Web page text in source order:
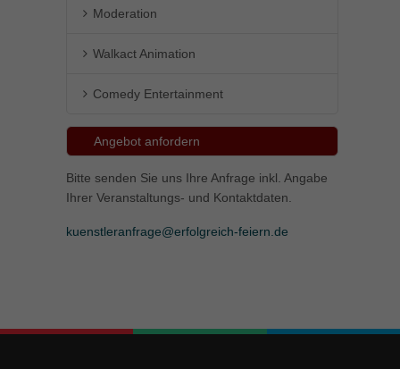
Moderation
Walkact Animation
Comedy Entertainment
Angebot anfordern
Bitte senden Sie uns Ihre Anfrage inkl. Angabe
Ihrer Veranstaltungs- und Kontaktdaten.
kuenstleranfrage@erfolgreich-feiern.de